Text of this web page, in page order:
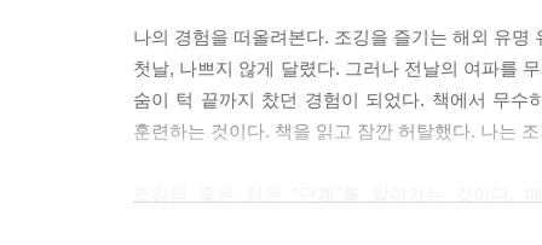
나의 경험을 떠올려본다. 조깅을 즐기는 해외 유
첫날, 나쁘지 않게 달렸다. 그러나 전날의 여파를
숨이 턱 끝까지 찼던 경험이 되었다. 책에서 무수
훈련하는 것이다. 책을 읽고 잠깐 허탈했다. 나는